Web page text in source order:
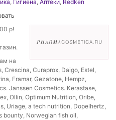
, Гигиена, Аптеки, Redken
р!
на
Crescina, Curaprox, Daigo, Estel,
Framar, Gezatone, Hempz,
Janssen Cosmetics. Kerastase,
Ollin, Optimum Nutrition, Oribe,
Uriage, a tech nutrition, Dopelhertz,
bounty, Norwegian fish oil,